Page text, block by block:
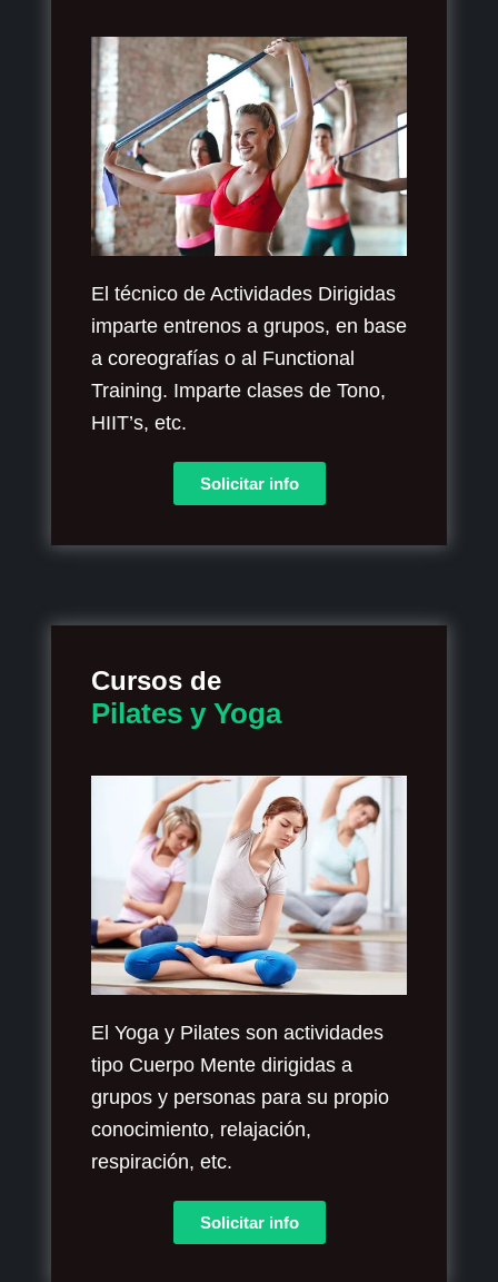
El técnico de Actividades Dirigidas
imparte entrenos a grupos, en base
a coreografías o al Functional
Training. Imparte clases de Tono,
HIIT’s, etc.​
Solicitar info
Cursos de
Pilates y Yoga
El Yoga y Pilates son actividades
tipo Cuerpo Mente dirigidas a
grupos y personas para su propio
conocimiento, relajación,
respiración, etc.​
Solicitar info